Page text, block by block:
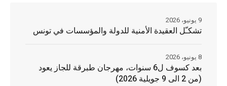
تشكـّل العقيدة الأمنية للدولة والمؤسسات في تونس
9 يونيو، 2026
بعد كسوف ل6 سنوات، مهرجان طبرقة للجاز يعود
(من 2 الى 9 جويلية 2026)
8 يونيو، 2026